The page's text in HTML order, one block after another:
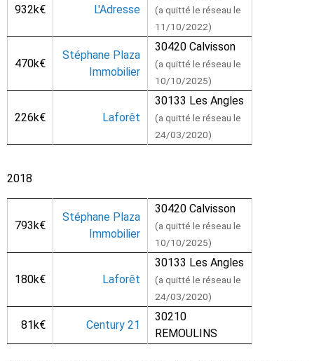
932k€ L'Adresse
(a quitté le réseau le
11/10/2022)
470k€
Stéphane Plaza
Immobilier
30420 Calvisson
(a quitté le réseau le
10/10/2025)
226k€ Laforêt
30133 Les Angles
(a quitté le réseau le
24/03/2020)
2018
793k€
Stéphane Plaza
Immobilier
30420 Calvisson
(a quitté le réseau le
10/10/2025)
180k€ Laforêt
30133 Les Angles
(a quitté le réseau le
24/03/2020)
81k€ Century 21
30210
REMOULINS